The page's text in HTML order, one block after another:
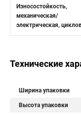
Износостойкость,
механическая/
электрическая,
Технические
Ширина упаковки
Высота упаковки